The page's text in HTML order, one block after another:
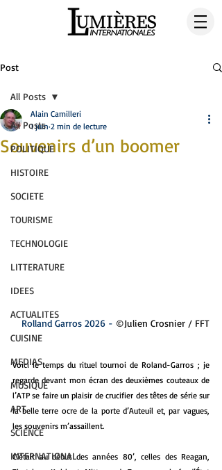
Post
All Posts
POLITIQUE
HISTOIRE
SOCIETE
TOURISME
TECHNOLOGIE
LITTERATURE
IDEES
ACTUALITES
CUISINE
MEDIAS
MUSIQUE
ART
SCIENCE
INTERNATIONAL
All Posts
Souvenirs d’un boomer
Alain Camilleri
1 juin 2 min de lecture
Rolland Garros 2026 - ©Julien Crosnier / FFT
Voici le temps du rituel tournoi de Roland-Garros ; je
regarde devant mon écran des deuxièmes couteaux de
l’ATP se faire un plaisir de crucifier des têtes de série sur
la belle terre ocre de la porte d’Auteuil et, par vagues,
les souvenirs m’assaillent.
C’était au début des années 80’, celles des Reagan,